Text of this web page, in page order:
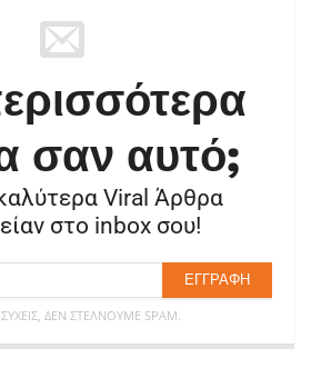
σαν αυτό;
Viral Άρθρα
στο inbox σου!
ΔΕΝ ΣΤΈΛΝΟΥΜΕ SPAM.